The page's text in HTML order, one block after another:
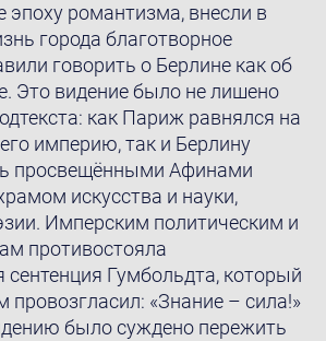
романтизма, внесли в
города благотворное
говорить о Берлине как об
Это видение было не лишено
как Париж равнялся на
империю, так и Берлину
просвещёнными Афинами
искусства и науки,
Имперским политическим и
противостояла
сентенция Гумбольдта, который
провозгласил: «Знание – сила!»
было суждено пережить